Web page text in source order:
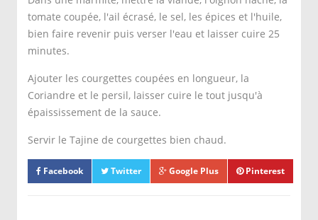
tomate coupée, l'ail écrasé, le sel, les épices et l'huile,
bien faire revenir puis verser l'eau et laisser cuire 25
minutes.
Ajouter les courgettes coupées en longueur, la
Coriandre et le persil, laisser cuire le tout jusqu'à
épaississement de la sauce.
Servir le Tajine de courgettes bien chaud.
Facebook Twitter Google Plus Pinterest